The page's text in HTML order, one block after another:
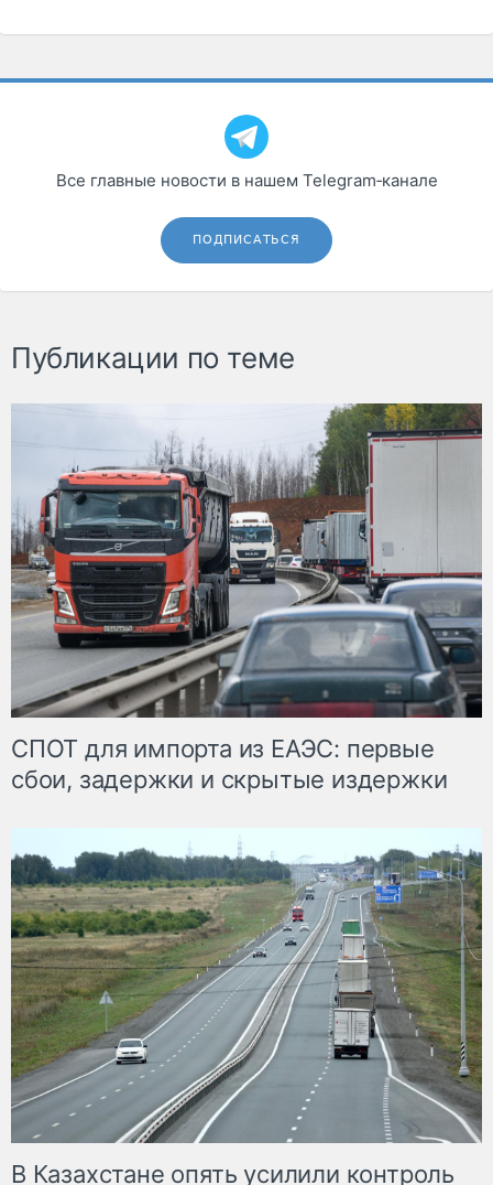
Все главные новости в нашем Telegram‑канале
ПОДПИСАТЬСЯ
Публикации по теме
СПОТ для импорта из ЕАЭС: первые
сбои, задержки и скрытые издержки
В Казахстане опять усилили контроль